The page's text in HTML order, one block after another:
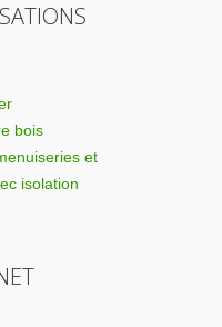
bois
et
isolation